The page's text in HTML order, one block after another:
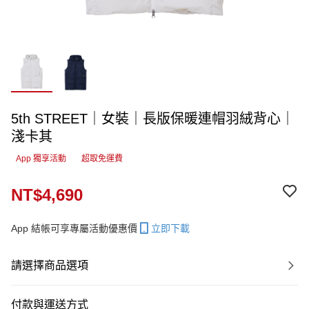
5th STREET｜女裝｜長版保暖連帽羽絨背心｜
淺卡其
App 獨享活動 超取免運費
NT$4,690
App 結帳可享專屬活動優惠價 立即下載
請選擇商品選項
付款與運送方式